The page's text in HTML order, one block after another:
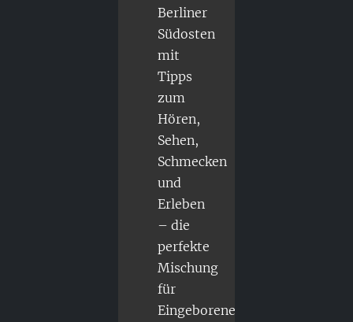
Berliner
Südosten
mit
Tipps
zum
Hören,
Sehen,
Schmecken
und
Erleben
– die
perfekte
Mischung
für
Eingeborene